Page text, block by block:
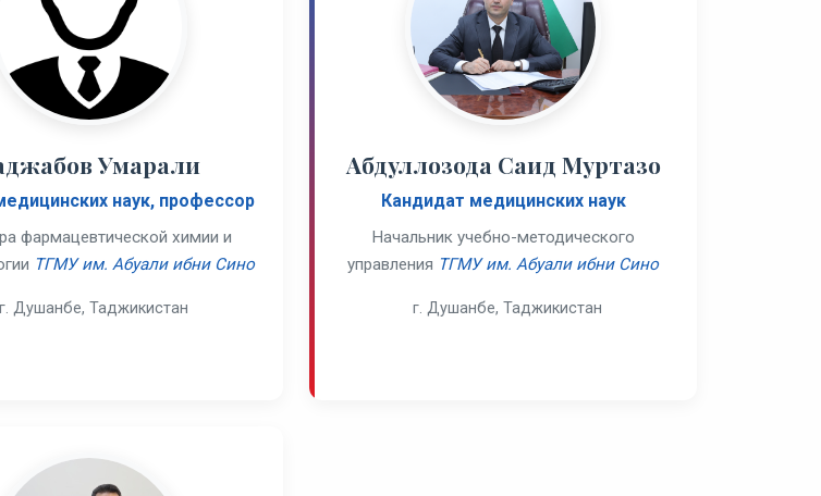
Умарали
наук, профессор
фармацевтической химии и
ТГМУ им. Абуали ибни Сино
г. Душанбе, Таджикистан
Абдуллозода Саид Муртазо
Кандидат медицинских наук
Начальник учебно-методического
управления ТГМУ им. Абуали ибни Сино
г. Душанбе, Таджикистан